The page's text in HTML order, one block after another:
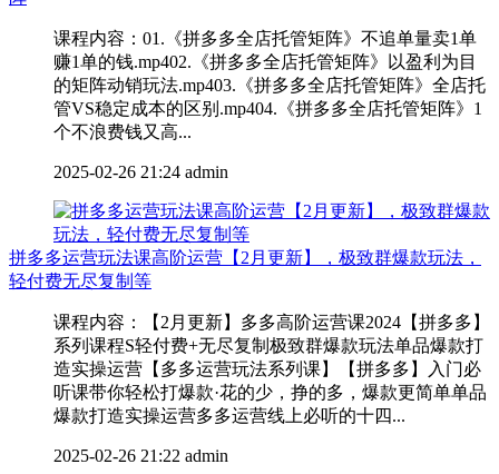
课程内容：01.《拼多多全店托管矩阵》不追单量卖1单
赚1单的钱.mp402.《拼多多全店托管矩阵》以盈利为目
的矩阵动销玩法.mp403.《拼多多全店托管矩阵》全店托
管VS稳定成本的区别.mp404.《拼多多全店托管矩阵》1
个不浪费钱又高...
2025-02-26 21:24 admin
拼多多运营玩法课高阶运营【2月更新】，极致群爆款玩法，
轻付费无尽复制等
课程内容：【2月更新】多多高阶运营课2024【拼多多】
系列课程S轻付费+无尽复制极致群爆款玩法单品爆款打
造实操运营【多多运营玩法系列课】【拼多多】入门必
听课带你轻松打爆款·花的少，挣的多，爆款更简单单品
爆款打造实操运营多多运营线上必听的十四...
2025-02-26 21:22 admin